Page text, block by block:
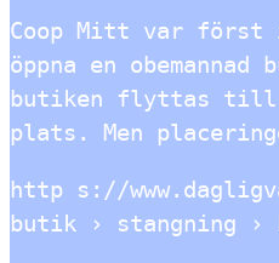
Coop Mitt var först
öppna en
butiken flyttas till
plats. Men
http s://
butik › stangning ›